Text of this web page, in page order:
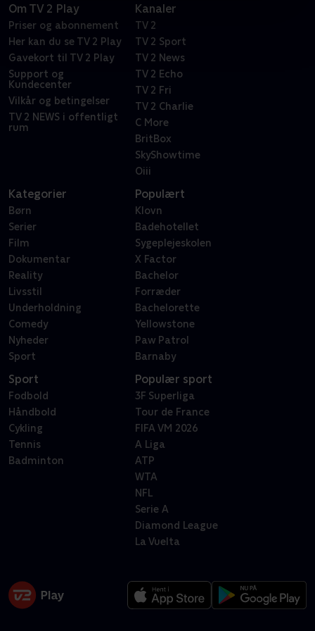
Om TV 2 Play
Priser og abonnement
Her kan du se TV 2 Play
Gavekort til TV 2 Play
Support og
Kundecenter
Vilkår og betingelser
TV 2 NEWS i offentligt
rum
Kanaler
TV 2
TV 2 Sport
TV 2 News
TV 2 Echo
TV 2 Fri
TV 2 Charlie
C More
BritBox
SkyShowtime
Oiii
Kategorier
Børn
Serier
Film
Dokumentar
Reality
Livsstil
Underholdning
Comedy
Nyheder
Sport
Populært
Klovn
Badehotellet
Sygeplejeskolen
X Factor
Bachelor
Forræder
Bachelorette
Yellowstone
Paw Patrol
Barnaby
Sport
Fodbold
Håndbold
Cykling
Tennis
Badminton
Populær sport
3F Superliga
Tour de France
FIFA VM 2026
A Liga
ATP
WTA
NFL
Serie A
Diamond League
La Vuelta